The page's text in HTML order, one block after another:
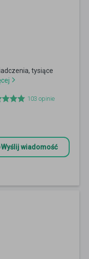
tysiące
103 opinie
Wyślij wiadomość